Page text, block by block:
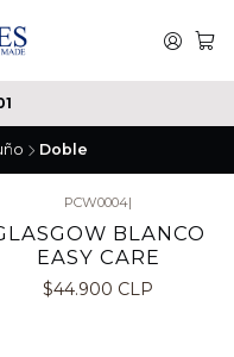
Doble
PCW0004|
BLANCO
EASY CARE
$44.900 CLP